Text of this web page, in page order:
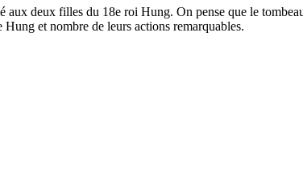
deux filles du 18e roi Hung. On pense que le
et nombre de leurs actions remarquables.